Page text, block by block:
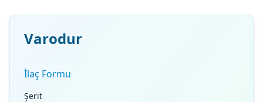
Varodur
İlaç Formu
Şerit